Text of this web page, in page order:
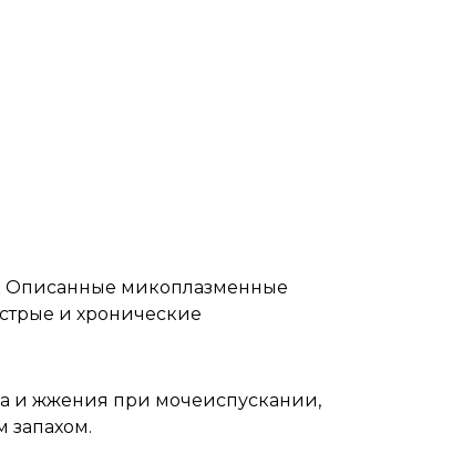
Описанные микоплазменные
и хронические
и жжения при мочеиспускании,